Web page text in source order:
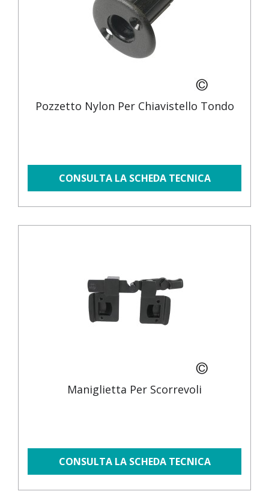
Pozzetto Nylon Per Chiavistello Tondo
CONSULTA LA SCHEDA TECNICA
Maniglietta Per Scorrevoli
CONSULTA LA SCHEDA TECNICA